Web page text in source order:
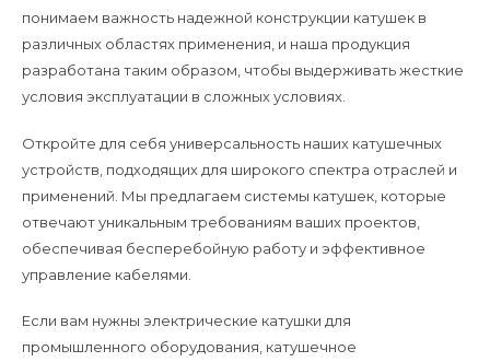
понимаем важность надежной конструкции катушек в
различных областях применения, и наша продукция
разработана таким образом, чтобы выдерживать жесткие
условия эксплуатации в сложных условиях.
Откройте для себя универсальность наших катушечных
устройств, подходящих для широкого спектра отраслей и
применений. Мы предлагаем системы катушек, которые
отвечают уникальным требованиям ваших проектов,
обеспечивая бесперебойную работу и эффективное
управление кабелями.
Если вам нужны электрические катушки для
промышленного оборудования, катушечное